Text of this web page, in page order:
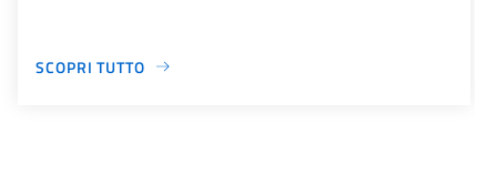
SCOPRI TUTTO